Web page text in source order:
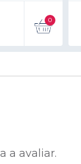
a avaliar.